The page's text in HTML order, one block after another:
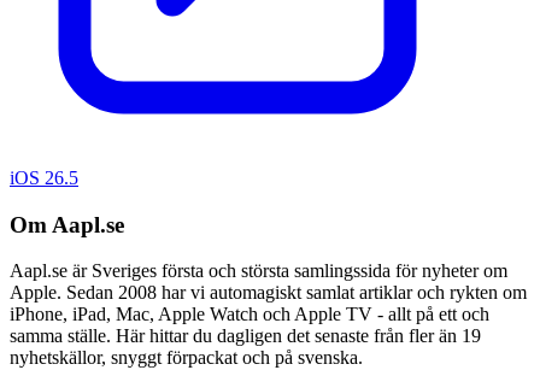
iOS 26.5
Om Aapl.se
Aapl.se är Sveriges första och största samlingssida för nyheter om
Apple. Sedan 2008 har vi automagiskt samlat artiklar och rykten om
iPhone, iPad, Mac, Apple Watch och Apple TV - allt på ett och
samma ställe. Här hittar du dagligen det senaste från fler än 19
nyhetskällor, snyggt förpackat och på svenska.